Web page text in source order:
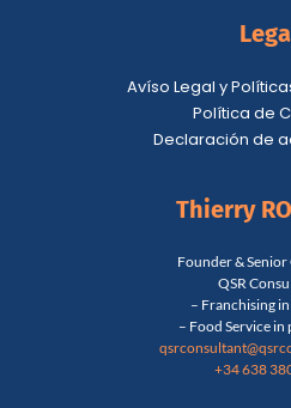
Avíso Legal y
Política de
Declaración de
Thierry
Founder &
QSR
– Franchising
– Food Service
+34 638